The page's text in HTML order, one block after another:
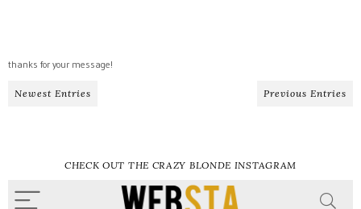
thanks for your message!
Newest Entries Previous Entries
CHECK OUT THE CRAZY BLONDE INSTAGRAM